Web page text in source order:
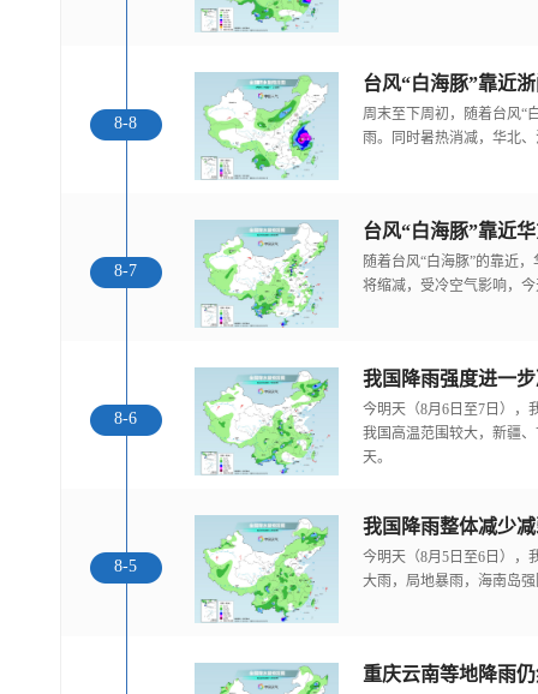
8-8
台风“白海豚”靠近
周末至下周初，随着台风“
雨。同时暑热消减，华北
8-7
随着台风“白海豚”的靠近
将缩减，受冷空气影响，
8-6
今明天（8月6日至7日），
我国高温范围较大，新疆
天。
8-5
我国降雨整体减少
今明天（8月5日至6日），
大雨，局地暴雨，海南岛
重庆云南等地降雨